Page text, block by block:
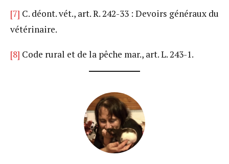
[7] C. déont. vét., art. R. 242-33 : Devoirs généraux du
vétérinaire.
[8] Code rural et de la pêche mar., art. L. 243-1.